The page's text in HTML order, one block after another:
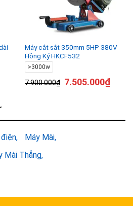
Máy cắt sắt 350mm 5HP 380V
Hồng Ký HKCF532
>3000w
7.900.000₫ 7.505.000₫
Máy Mài
Mài Thẳng